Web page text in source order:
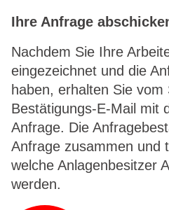
Ihre Anfrage
Nachdem Sie Ihre
eingezeichnet und die
haben, erhalten Sie vom
Bestätigungs-E-Mail mit
Anfrage. Die
Anfrage zusammen und
welche Anlagenbesitzer
werden.